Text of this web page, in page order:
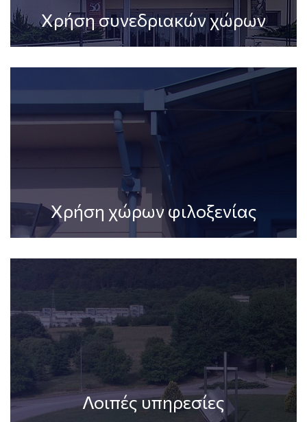
Χρήση συνεδριακών χώρων
Χρήση χώρων φιλοξενίας
Λοιπές υπηρεσίες